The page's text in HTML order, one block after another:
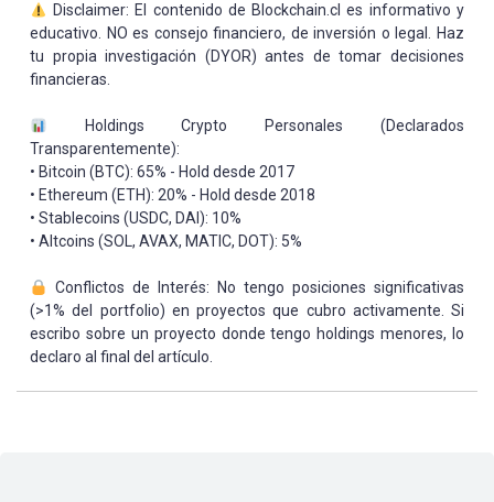
Disclaimer: El contenido de Blockchain.cl es informativo y
educativo. NO es consejo financiero, de inversión o legal. Haz
tu propia investigación (DYOR) antes de tomar decisiones
financieras.
Holdings Crypto Personales (Declarados
Transparentemente):
• Bitcoin (BTC): 65% - Hold desde 2017
• Ethereum (ETH): 20% - Hold desde 2018
• Stablecoins (USDC, DAI): 10%
• Altcoins (SOL, AVAX, MATIC, DOT): 5%
Conflictos de Interés: No tengo posiciones significativas
(>1% del portfolio) en proyectos que cubro activamente. Si
escribo sobre un proyecto donde tengo holdings menores, lo
declaro al final del artículo.